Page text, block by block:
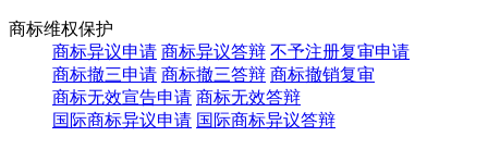
商标维权保护
商标异议申请 商标异议答辩 不予注册复审申请
商标撤三申请 商标撤三答辩 商标撤销复审
商标无效宣告申请 商标无效答辩
国际商标异议申请 国际商标异议答辩